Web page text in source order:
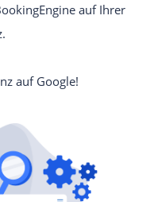
auf Ihrer
auf Google!